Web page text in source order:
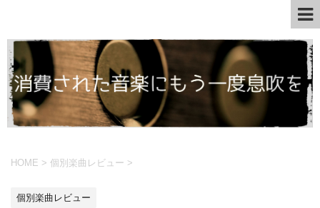
HOME > 個別楽曲レビュー >
個別楽曲レビュー